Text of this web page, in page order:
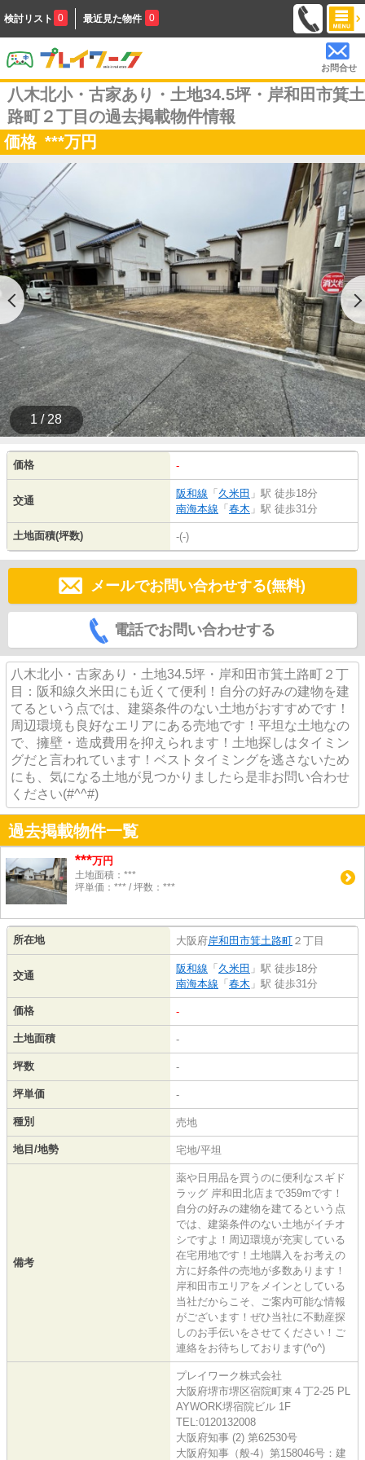
検討リスト 0 最近見た物件 0
お問合せ
八木北小・古家あり・土地34.5坪・岸和田市箕土
路町２丁目の過去掲載物件情報
価格 ***万円
1 / 28
価格 -
交通
阪和線 「 久米田 」駅 徒歩18分
南海本線 「 春木 」駅 徒歩31分
土地面積(坪数) -(-)
メールでお問い合わせする(無料)
電話でお問い合わせする
八木北小・古家あり・土地34.5坪・岸和田市箕土路町２丁
目：阪和線久米田にも近くて便利！自分の好みの建物を建
てるという点では、建築条件のない土地がおすすめです！
周辺環境も良好なエリアにある売地です！平坦な土地なの
で、擁壁・造成費用を抑えられます！土地探しはタイミン
グだと言われています！ベストタイミングを逃さないため
にも、気になる土地が見つかりましたら是非お問い合わせ
ください(#^^#)
過去掲載物件一覧
***万円
土地面積：***
坪単価：*** / 坪数：***
所在地 大阪府岸和田市箕土路町 ２丁目
交通
阪和線 「 久米田 」駅 徒歩18分
南海本線 「 春木 」駅 徒歩31分
価格 -
土地面積 -
坪数 -
坪単価 -
種別 売地
地目/地勢 宅地/平坦
備考
薬や日用品を買うのに便利なスギド
ラッグ 岸和田北店まで359mです！
自分の好みの建物を建てるという点
では、建築条件のない土地がイチオ
シですよ！周辺環境が充実している
在宅用地です！土地購入をお考えの
方に好条件の売地が多数あります！
岸和田市エリアをメインとしている
当社だからこそ、ご案内可能な情報
がございます！ぜひ当社に不動産探
しのお手伝いをさせてください！ご
連絡をお待ちしております(^o^)
プレイワーク株式会社
大阪府堺市堺区宿院町東４丁2-25 PL
AYWORK堺宿院ビル 1F
TEL:0120132008
大阪府知事 (2) 第62530号
大阪府知事（般-4）第158046号：建